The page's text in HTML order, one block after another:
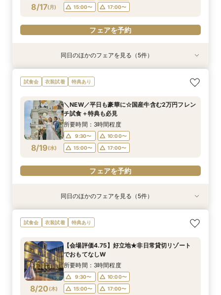
フェアを予約
フェアを予約
フェアを予約
フェアを予約
フェアを予約
フェアを予約
フェアを予約
8/17(月)
15:00〜
17:00〜
フェアを予約
特典あり
8/17(月)
【自宅で式場見学★】在宅&スマホでOK！オン
ライン相談会♪
10:00〜 17:00〜
フェアを予約
特典あり
8/17(月)
【迷っている方も大歓迎】最短90分×見積もり相
談×次回試食付
10:00〜
15:00〜
17:00〜
フェアを予約
衣装試着 特典あり
8/17(月)
＼前々日〜当日予約◎／フレンチ試食＆直前予約
限定前撮り特典付
9:30〜
10:00〜
15:00〜
17:00〜
フェアを予約
特典あり
8/17(月)
【フォト婚】貸切邸宅で残す大切な一日！期間限
定特典付相談会
9:30〜
10:00〜
15:00〜
17:00〜
フェアを予約
衣装試着 特典あり
8/17(月)
今月限定【130万優待★ドレス試着】光の大聖堂
×特製スイーツ
9:30〜
10:00〜
15:00〜
17:00〜
フェアを予約
同日のほかのフェアを見る（5件）
試食会 衣装試着 特典あり
8/19(水)
＼NEW／平日も豪華に☆国産牛含む2万円フレン
チ試食＋特典も必見
所要時間：3時間程度
9:30〜
10:00〜
15:00〜
17:00〜
フェアを予約
特典あり
8/19(水)
【自宅で式場見学★】在宅&スマホでOK！オン
ライン相談会♪
10:00〜
フェアを予約
特典あり
8/19(水)
【迷っている方も大歓迎】最短90分×見積もり相
談×次回試食付
10:00〜
17:00〜
フェアを予約
衣装試着 特典あり
8/19(水)
＼前々日〜当日予約◎／フレンチ試食＆直前予約
限定前撮り特典付
9:30〜
15:00〜
17:00〜
フェアを予約
特典あり
8/19(水)
【フォト婚】貸切邸宅で残す大切な一日！期間限
定特典付相談会
9:30〜
15:00〜
17:00〜
フェアを予約
衣装試着 特典あり
8/19(水)
今月限定【130万優待★ドレス試着】光の大聖堂
×特製スイーツ
9:30〜
15:00〜
17:00〜
フェアを予約
同日のほかのフェアを見る（5件）
試食会 衣装試着 特典あり
8/20 (木)
【会場評価4.75】好立地★非日常貸切リゾート
でおもてなしW
所要時間：3時間程度
9:30〜
10:00〜
15:00〜
17:00〜